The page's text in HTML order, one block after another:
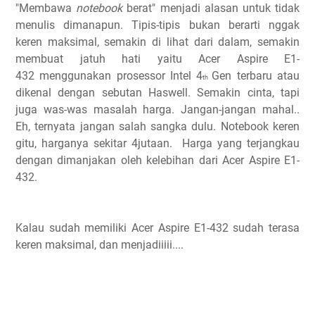
"Membawa notebook berat" menjadi alasan untuk tidak
menulis dimanapun. Tipis-tipis bukan berarti nggak
keren maksimal, semakin di lihat dari dalam, semakin
membuat jatuh hati yaitu Acer Aspire E1-
432 menggunakan prosessor Intel 4th Gen terbaru atau
dikenal dengan sebutan Haswell. Semakin cinta, tapi
juga was-was masalah harga. Jangan-jangan mahal..
Eh, ternyata jangan salah sangka dulu. Notebook keren
gitu, harganya sekitar 4jutaan. Harga yang terjangkau
dengan dimanjakan oleh kelebihan dari Acer Aspire E1-
432.
Kalau sudah memiliki Acer Aspire E1-432 sudah terasa
keren maksimal, dan menjadiiiii....